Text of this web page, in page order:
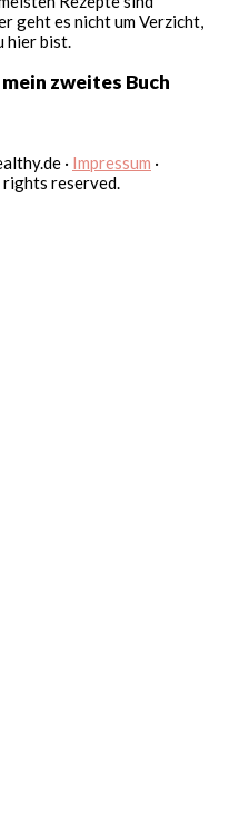
geht es nicht um Verzicht,
hier bist.
zweites Buch
· Impressum ·
rights reserved.